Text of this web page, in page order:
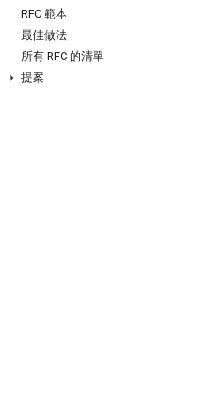
RFC 範本
最佳做法
所有 RFC 的清單
提案